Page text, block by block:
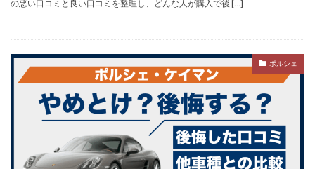
の悪い口コミと良い口コミを整理し、どんな人が購入で後 […]
ポルシェ